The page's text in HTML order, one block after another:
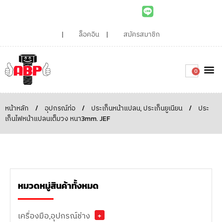
ล็อคอิน สมัครสมาชิก
0
หน้าหลัก / อุปกรณ์ท่อ / ประเก็นหน้าแปลน, ประเก็นยูเนียน /
ประ
เก็นไฟหน้าแปลนเต็มวง หนา3mm. JEF
หมวดหมู่สินค้าทั้งหมด
เครื่องมือ,อุปกรณ์ช่าง
+